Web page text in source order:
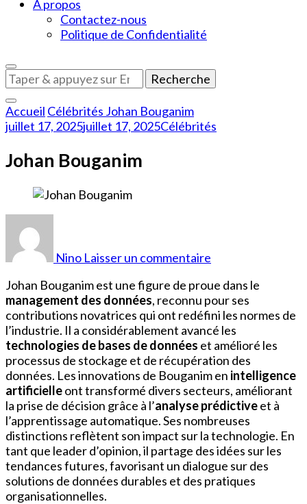
À propos
Contactez-nous
Politique de Confidentialité
Vous
recherchiez
quelque
chose
?
Accueil Célébrités Johan Bouganim
juillet 17, 2025juillet 17, 2025Célébrités
Johan Bouganim
Nino Laisser un commentaire
Johan Bouganim est une figure de proue dans le
management des données, reconnu pour ses
contributions novatrices qui ont redéfini les normes de
l’industrie. Il a considérablement avancé les
technologies de bases de données et amélioré les
processus de stockage et de récupération des
données. Les innovations de Bouganim en intelligence
artificielleont transformé divers secteurs, améliorant
la prise de décision grâce à l’analyse prédictiveet à
l’apprentissage automatique. Ses nombreuses
distinctions reflètent son impact sur la technologie. En
tant que leader d’opinion, il partage des idées sur les
tendances futures, favorisant un dialogue sur des
solutions de données durables et des pratiques
organisationnelles.